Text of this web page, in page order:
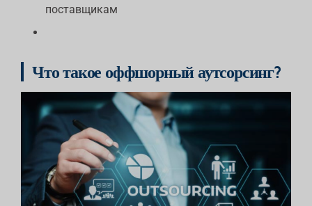
поставщикам
Что такое оффшорный аутсорсинг?